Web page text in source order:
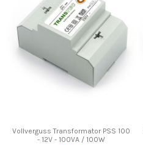
Vollverguss Transformator PSS 100
- 12V - 100VA / 100W